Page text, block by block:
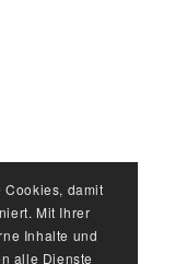
Cookies, damit
Mit Ihrer
Inhalte und
alle Dienste